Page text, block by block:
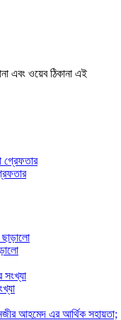
এবং ওয়েব ঠিকানা এই